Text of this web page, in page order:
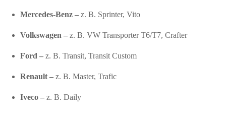
Mercedes-Benz – z. B. Sprinter, Vito
Volkswagen – z. B. VW Transporter T6/T7, Crafter
Ford – z. B. Transit, Transit Custom
Renault – z. B. Master, Trafic
Iveco – z. B. Daily